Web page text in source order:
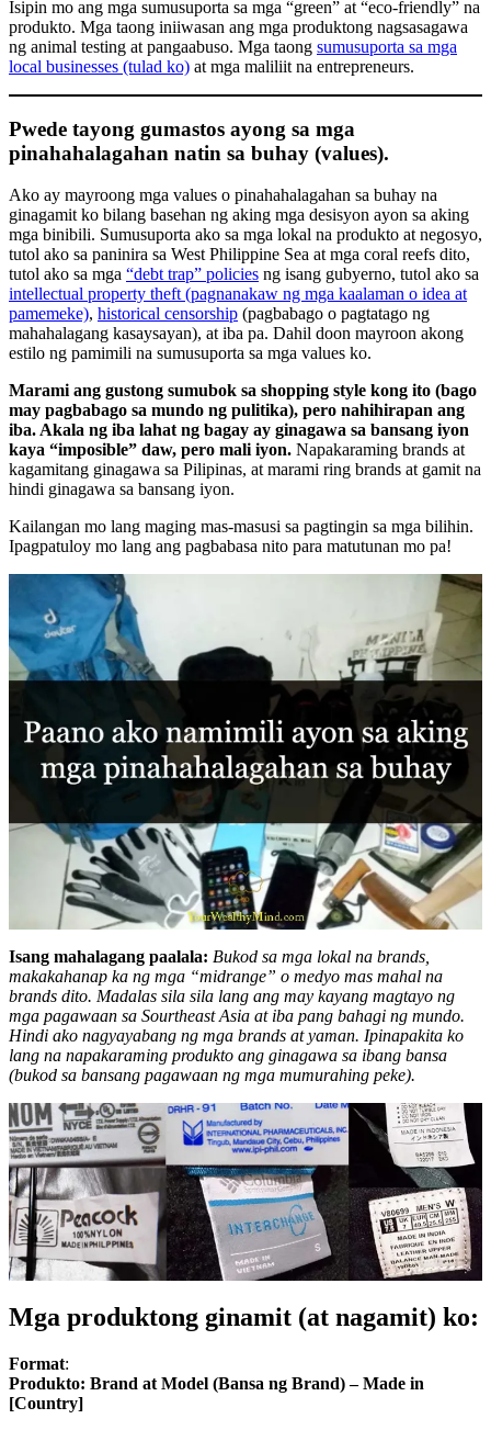
Isipin mo ang mga sumusuporta sa mga “green” at “eco-friendly” na
produkto. Mga taong iniiwasan ang mga produktong nagsasagawa
ng animal testing at pangaabuso. Mga taong sumusuporta sa mga
local businesses (tulad ko) at mga maliliit na entrepreneurs.
Pwede tayong gumastos ayong sa mga
pinahahalagahan natin sa buhay (values).
Ako ay mayroong mga values o pinahahalagahan sa buhay na
ginagamit ko bilang basehan ng aking mga desisyon ayon sa aking
mga binibili. Sumusuporta ako sa mga lokal na produkto at negosyo,
tutol ako sa paninira sa West Philippine Sea at mga coral reefs dito,
tutol ako sa mga “debt trap” policies ng isang gubyerno, tutol ako sa
intellectual property theft (pagnanakaw ng mga kaalaman o idea at
pamemeke), historical censorship (pagbabago o pagtatago ng
mahahalagang kasaysayan), at iba pa. Dahil doon mayroon akong
estilo ng pamimili na sumusuporta sa mga values ko.
Marami ang gustong sumubok sa shopping style kong ito (bago
may pagbabago sa mundo ng pulitika), pero nahihirapan ang
iba. Akala ng iba lahat ng bagay ay ginagawa sa bansang iyon
kaya “imposible” daw, pero mali iyon. Napakaraming brands at
kagamitang ginagawa sa Pilipinas, at marami ring brands at gamit na
hindi ginagawa sa bansang iyon.
Kailangan mo lang maging mas-masusi sa pagtingin sa mga bilihin.
Ipagpatuloy mo lang ang pagbabasa nito para matutunan mo pa!
Isang mahalagang paalala: Bukod sa mga lokal na brands,
makakahanap ka ng mga “midrange” o medyo mas mahal na
brands dito. Madalas sila sila lang ang may kayang magtayo ng
mga pagawaan sa Sourtheast Asia at iba pang bahagi ng mundo.
Hindi ako nagyayabang ng mga brands at yaman. Ipinapakita ko
lang na napakaraming produkto ang ginagawa sa ibang bansa
(bukod sa bansang pagawaan ng mga mumurahing peke).
Mga produktong ginamit (at nagamit) ko:
Format:
Produkto: Brand at Model (Bansa ng Brand) – Made in
[Country]